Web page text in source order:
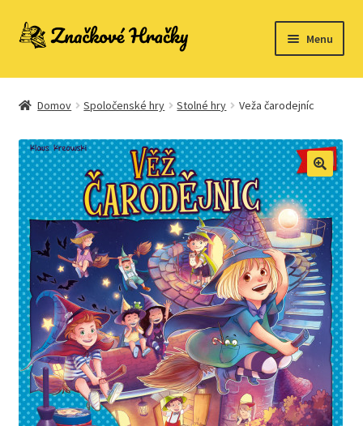
Preskočiť
Preskočiť
Menu
Domovská stránka
Ukážka strany
Domov Spoločenské hry Stolné hry Veža čarodejníc